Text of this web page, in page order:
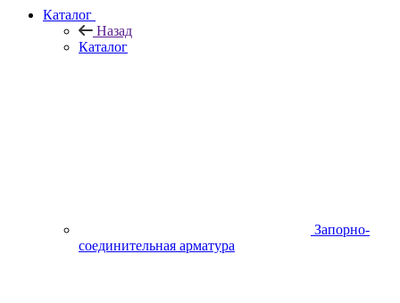
Каталог
Назад
Каталог
Запорно-
соединительная арматура